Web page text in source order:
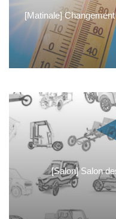
[Matinale]
[Salon] Salon